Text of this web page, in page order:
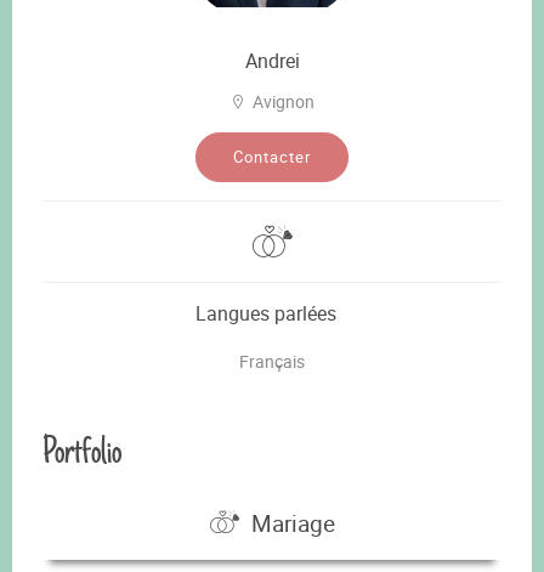
Andrei
Avignon
Contacter
Langues parlées
Français
Portfolio
Mariage